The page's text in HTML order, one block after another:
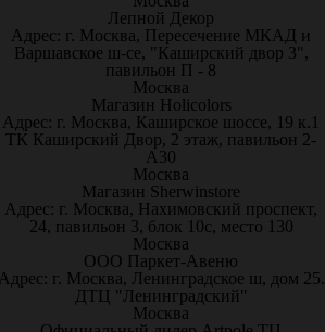
Лепной Декор
Адрес: г. Москва, Пересечение МКАД и
Варшавское ш-се, "Каширский двор 3",
павильон П - 8
Москва
Магазин Holicolors
Адрес: г. Москва, Каширское шоссе, 19 к.1
ТК Каширский Двор, 2 этаж, павильон 2-
А30
Москва
Магазин Sherwinstore
Адрес: г. Москва, Нахимовский проспект,
24, павильон 3, блок 10с, место 130
Москва
ООО Паркет-Авeню
г. Москва, Ленинградское ш, дом 25.
ДТЦ "Ленинградский"
Москва